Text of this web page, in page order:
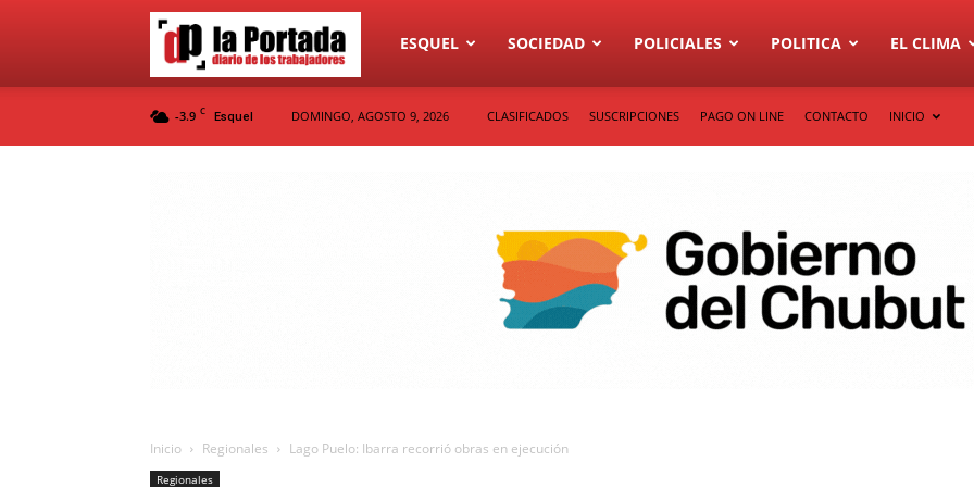
Diario
ESQUEL SOCIEDAD POLICIALES POLITICA EL CLIMA
-3.9 C Esquel DOMINGO, AGOSTO 9, 2026 CLASIFICADOS SUSCRIPCIONES PAGO ON LINE CONTACTO INICIO
Inicio Regionales Lago Puelo: Ibarra recorrió obras en ejecución
Regionales